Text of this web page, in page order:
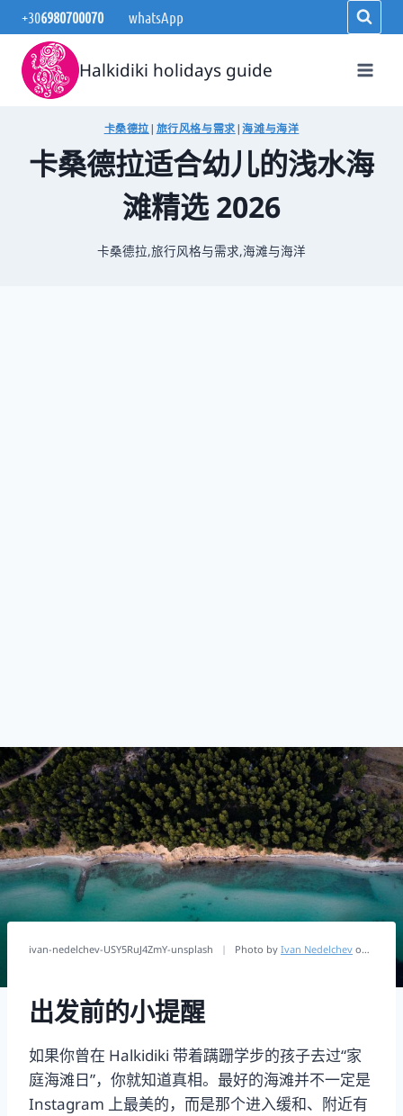
到
+306980700070 whatsApp
Halkidiki holidays guide
卡桑德拉| 旅行风格与需求|海滩与海洋
卡桑德拉适合幼儿的浅水海
滩精选 2026
卡桑德拉,旅行风格与需求,海滩与海洋
ivan-nedelchev-USY5RuJ4ZmY-unsplash | Photo by Ivan Nedelchev on
出发前的小提醒
如果你曾在 Halkidiki 带着蹒跚学步的孩子去过“家
庭海滩日”，你就知道真相。最好的海滩并不一定是
Instagram 上最美的，而是那个进入缓和、附近有